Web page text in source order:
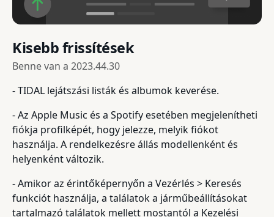
Kisebb frissítések
Benne van a 2023.44.30
- TIDAL lejátszási listák és albumok keverése.
- Az Apple Music és a Spotify esetében megjelenítheti
fiókja profilképét, hogy jelezze, melyik fiókot
használja. A rendelkezésre állás modellenként és
helyenként változik.
- Amikor az érintőképernyőn a Vezérlés > Keresés
funkciót használja, a találatok a járműbeállításokat
tartalmazó találatok mellett mostantól a Kezelési